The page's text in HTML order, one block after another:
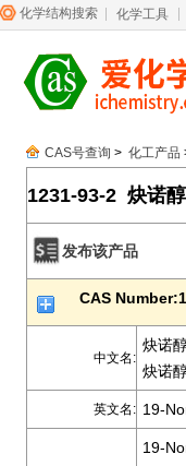
化学结构搜索 化学工具
CAS号查询 > 化工产品
1231-93-2 炔诺醇
发布该产品
CAS
中文名:
炔诺
炔诺
英文名: 19-
19-